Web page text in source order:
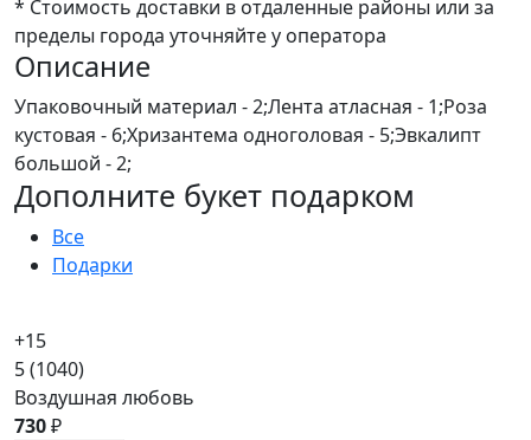
* Стоимость доставки в отдаленные районы или за
пределы города уточняйте у оператора
Описание
Упаковочный материал - 2;Лента атласная - 1;Роза
кустовая - 6;Хризантема одноголовая - 5;Эвкалипт
большой - 2;
Дополните букет подарком
Все
Подарки
+15
5(1040)
Воздушная любовь
730₽